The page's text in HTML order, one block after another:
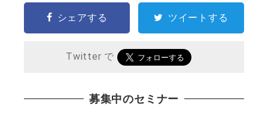
シェアする ツイートする
Twitter で
募集中のセミナー